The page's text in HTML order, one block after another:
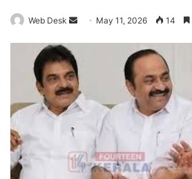
Web Desk
Send May 11, 2026 14